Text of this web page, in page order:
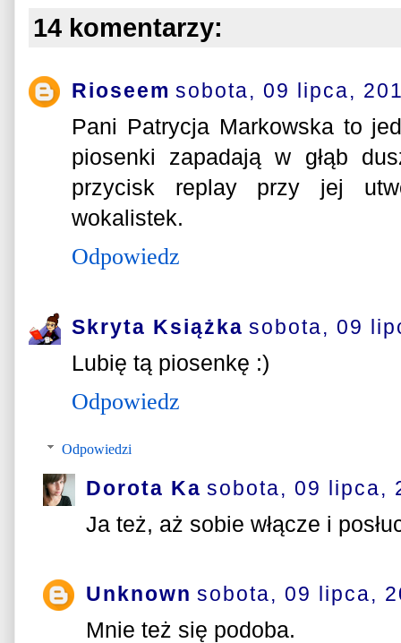
14 komentarzy:
Rioseem sobota, 09 lipca,
Pani Patrycja Markowska to
piosenki zapadają w głąb
przycisk replay przy jej
wokalistek.
Odpowiedz
Skryta Książka sobota, 09
Lubię tą piosenkę :)
Odpowiedz
Odpowiedzi
Dorota Ka sobota, 09 lipca,
Ja też, aż sobie włącze i
Unknown sobota, 09 lipca,
Mnie też się podoba.